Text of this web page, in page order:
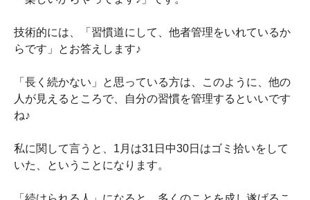
技術的には、「習慣道にして、他者管理をいれているか
らです」とお答えします♪
「長く続かない」と思っている方は、このように、他の
人が見えるところで、自分の習慣を管理するといいです
ね♪
私に関して言うと、1月は31日中30日はゴミ拾いをして
いた、ということになります。